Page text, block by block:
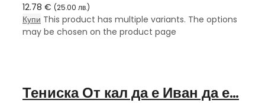
12.78 € (25.00 лв.)
Купи This product has multiple variants. The options
may be chosen on the product page
Тениска От кал да е Иван да е…